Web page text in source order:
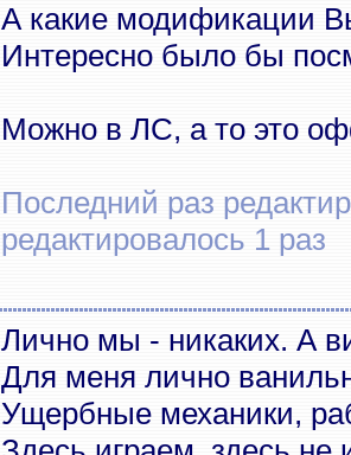
А какие модификации
Интересно было бы
Можно в ЛС, а то это
Последний раз
редактировалось 1 раз
Лично мы - никаких. А
Для меня лично
Ущербные механики,